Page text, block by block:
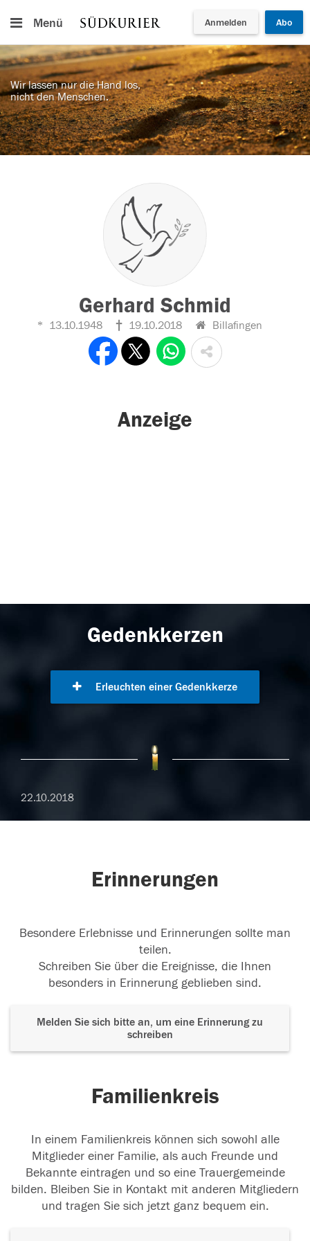
Menü Anmelden Abo
Wir lassen nur die Hand los,
nicht den Menschen.
Gerhard Schmid
13.10.1948 19.10.2018 Billafingen
Anzeige
Gedenkkerzen
Erleuchten einer Gedenkkerze
22.10.2018
Erinnerungen
Besondere Erlebnisse und Erinnerungen sollte man
teilen.
Schreiben Sie über die Ereignisse, die Ihnen
besonders in Erinnerung geblieben sind.
Melden Sie sich bitte an, um eine Erinnerung zu
schreiben
Familienkreis
In einem Familienkreis können sich sowohl alle
Mitglieder einer Familie, als auch Freunde und
Bekannte eintragen und so eine Trauergemeinde
bilden. Bleiben Sie in Kontakt mit anderen Mitgliedern
und tragen Sie sich jetzt ganz bequem ein.